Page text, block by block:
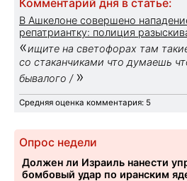
Комментарий дня в статье:
В Ашкелоне совершено
репатриантку: полиция
«ищите на светофорах там
со стаканчиками что думаешь
бывалого / »
Средняя оценка комментария: 5
Опрос недели
Должен ли Израиль нанести
бомбовый удар по иранским